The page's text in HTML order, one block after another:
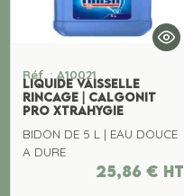
Réf. : A10021
LIQUIDE VAISSELLE
RINCAGE | CALGONIT
PRO XTRAHYGIE
BIDON DE 5 L | EAU DOUCE
A DURE
25,86 € ht